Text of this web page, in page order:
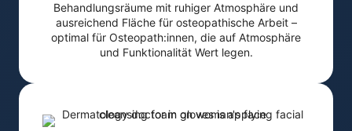
Behandlungsräume mit ruhiger Atmosphäre und
ausreichend Fläche für osteopathische Arbeit –
optimal für Osteopath:innen, die auf Atmosphäre
und Funktionalität Wert legen.